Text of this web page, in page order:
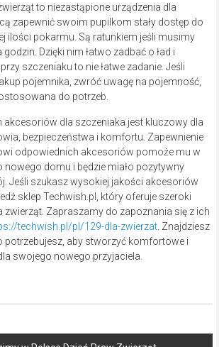
to niezastąpione urządzenia dla
zapewnić swoim pupilkom stały dostęp do
ilości pokarmu. Są ratunkiem jeśli musimy
Dzięki nim łatwo zadbać o ład i
szczeniaku to nie łatwe zadanie. Jeśli
pojemnika, zwróć uwagę na pojemność,
do potrzeb.
akcesoriów dla szczeniaka jest kluczowy dla
bezpieczeństwa i komfortu. Zapewnienie
odpowiednich akcesoriów pomoże mu w
domu i będzie miało pozytywny
Jeśli szukasz wysokiej jakości akcesoriów
sklep Techwish.pl, który oferuje szeroki
Zapraszamy do zapoznania się z ich
techwish.pl/pl/129-dla-zwierzat. Znajdziesz
potrzebujesz, aby stworzyć komfortowe i
swojego nowego przyjaciela.